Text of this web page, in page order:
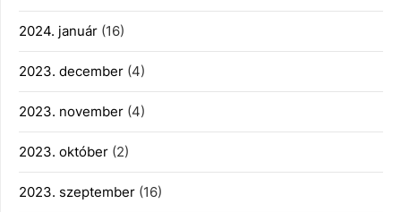
2024. január (16)
2023. december (4)
2023. november (4)
2023. október (2)
2023. szeptember (16)